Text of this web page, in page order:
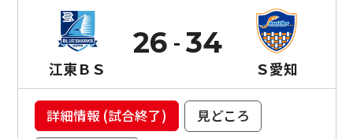
江東ＢＳ
26
Ｓ愛知
34
詳細情報 (試合終了)
見どころ